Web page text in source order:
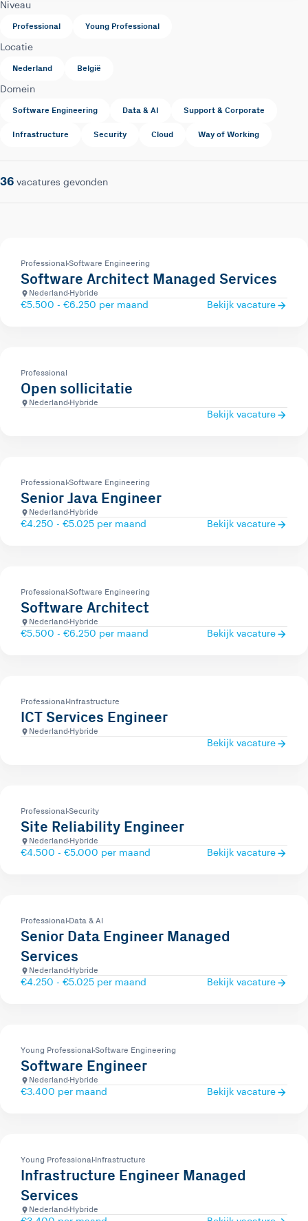
Niveau
Professional Young Professional
Locatie
Nederland België
Domein
Software Engineering Data & AI Support & Corporate
Infrastructure Security Cloud Way of Working
36 vacatures gevonden
Professional Software Engineering
Software Architect Managed Services
Nederland Hybride
€5.500 - €6.250 per maand Bekijk vacature
Professional
Open sollicitatie
Nederland Hybride
Bekijk vacature
Professional Software Engineering
Senior Java Engineer
Nederland Hybride
€4.250 - €5.025 per maand Bekijk vacature
Professional Software Engineering
Software Architect
Nederland Hybride
€5.500 - €6.250 per maand Bekijk vacature
Professional Infrastructure
ICT Services Engineer
Nederland Hybride
Bekijk vacature
Professional Security
Site Reliability Engineer
Nederland Hybride
€4.500 - €5.000 per maand Bekijk vacature
Professional Data & AI
Senior Data Engineer Managed
Services
Nederland Hybride
€4.250 - €5.025 per maand Bekijk vacature
Young Professional Software Engineering
Software Engineer
Nederland Hybride
€3.400 per maand Bekijk vacature
Young Professional Infrastructure
Infrastructure Engineer Managed
Services
Nederland Hybride